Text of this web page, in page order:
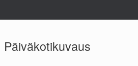
Päiväkotikuvaus